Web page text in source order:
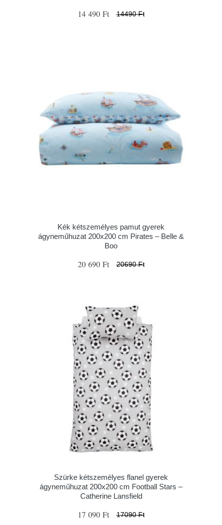
14 490 Ft 14490 Ft
Kék kétszemélyes pamut gyerek
ágyneműhuzat 200x200 cm Pirates – Belle &
Boo
20 690 Ft 20690 Ft
Szürke kétszemélyes flanel gyerek
ágyneműhuzat 200x200 cm Football Stars –
Catherine Lansfield
17 090 Ft 17090 Ft